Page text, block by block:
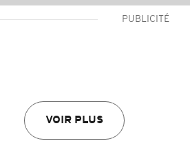
PUBLICITÉ
VOIR PLUS